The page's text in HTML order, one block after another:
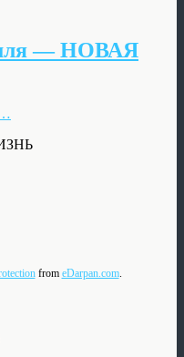
— НОВАЯ
from eDarpan.com.